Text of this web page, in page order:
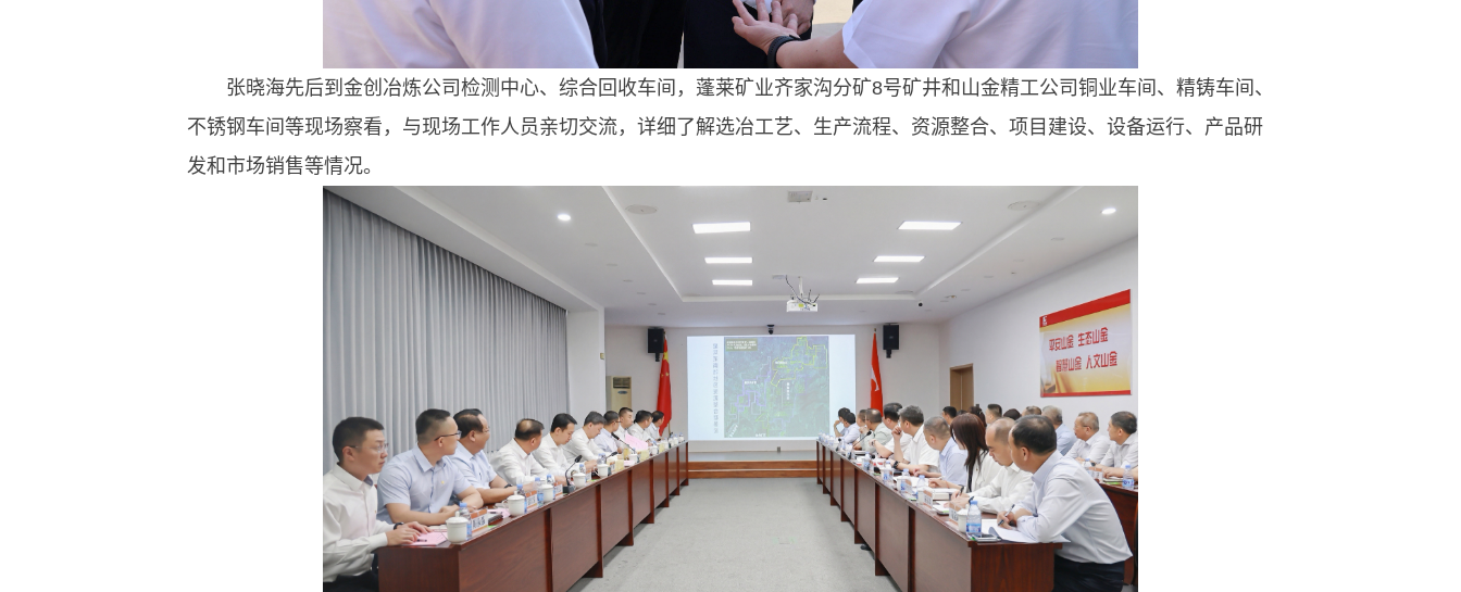
张晓海先后到金创冶炼公司检测中心、综合回收车间，蓬莱矿业齐家沟分矿8号矿井和山金精工公司铜业车间、精铸车间、
不锈钢车间等现场察看，与现场工作人员亲切交流，详细了解选冶工艺、生产流程、资源整合、项目建设、设备运行、产品研
发和市场销售等情况。